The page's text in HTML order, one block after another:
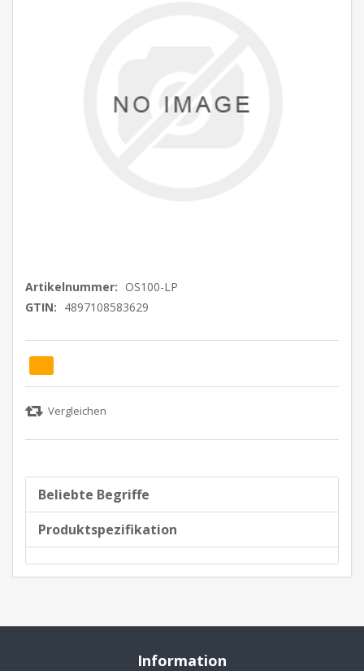
Artikelnummer: OS100-LP
GTIN: 4897108583629
Beliebte Begriffe
Produktspezifikation
Information